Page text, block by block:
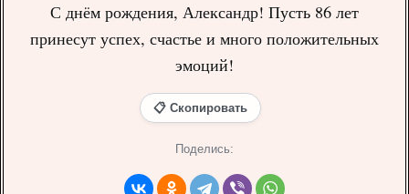
С днём рождения, Александр! Пусть 86 лет
принесут успех, счастье и много положительных
эмоций!
📋 Скопировать
Поделись: